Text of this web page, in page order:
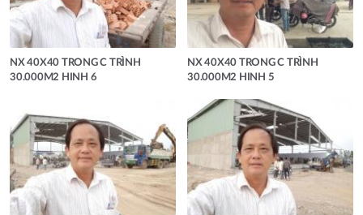
NX 40X40 TRONG C TRÌNH
30.000M2 HINH 6
NX 40X40 TRONG C TRÌNH
30.000M2 HINH 5